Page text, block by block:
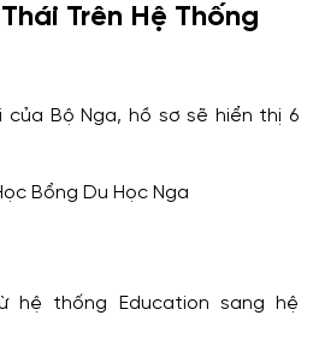
Trên Hệ Thống
Bộ Nga, hồ sơ sẽ hiển thị 6
hệ thống Education sang hệ